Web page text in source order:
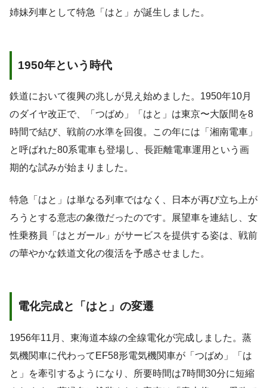
姉妹列車として特急「はと」が誕生しました。
1950年という時代
鉄道において復興の兆しが見え始めました。1950年10月
のダイヤ改正で、「つばめ」「はと」は東京〜大阪間を8
時間で結び、戦前の水準を回復。この年には「湘南電車」
と呼ばれた80系電車も登場し、長距離電車運用という画
期的な試みが始まりました。
特急「はと」は単なる列車ではなく、日本が再び立ち上が
ろうとする意志の象徴だったのです。展望車を連結し、女
性乗務員「はとガール」がサービスを提供する姿は、戦前
の華やかな鉄道文化の復活を予感させました。
電化完成と「はと」の変遷
1956年11月、東海道本線の全線電化が完成しました。蒸
気機関車に代わってEF58形電気機関車が「つばめ」「は
と」を牽引するようになり、所要時間は7時間30分に短縮